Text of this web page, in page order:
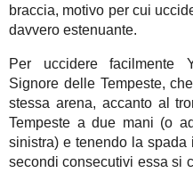
braccia, motivo per cui
davvero estenuante.
Per uccidere facilmente
Signore delle Tempeste,
stessa arena, accanto al
Tempeste a due mani (o
sinistra) e tenendo la
secondi consecutivi essa si